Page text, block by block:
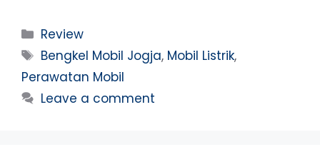
Review
Bengkel Mobil Jogja, Mobil Listrik,
Perawatan Mobil
Leave a comment